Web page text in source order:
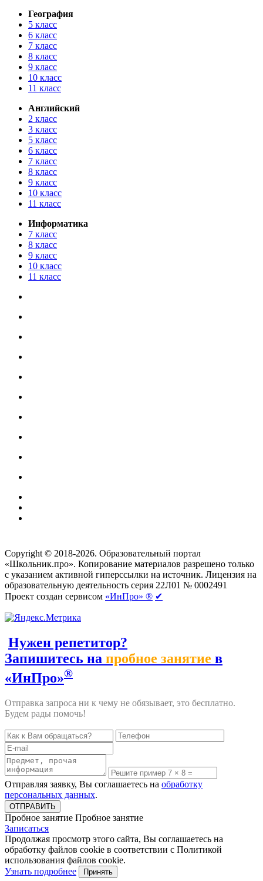
География
5 класс
6 класс
7 класс
8 класс
9 класс
10 класс
11 класс
Английский
2 класс
3 класс
5 класс
6 класс
7 класс
8 класс
9 класс
10 класс
11 класс
Информатика
7 класс
8 класс
9 класс
10 класс
11 класс
Copyright © 2018-2026. Образовательный портал
«Школьник.про». Копирование материалов разрешено только
с указанием активной гиперссылки на источник. Лицензия на
образовательную деятельность серия 22Л01 № 0002491
Проект создан сервисом «ИнПро» ® ✔
Нужен репетитор?
Запишитесь на пробное занятие в
«ИнПро»®
Отправка запроса ни к чему не обязывает, это бесплатно.
Будем рады помочь!
Отправляя заявку, Вы соглашаетесь на обработку
персональных данных.
Пробное занятие Пробное занятие
Записаться
Продолжая просмотр этого сайта, Вы соглашаетесь на
обработку файлов cookie в соответствии с Политикой
использования файлов cookie.
Узнать подробнее
Принять